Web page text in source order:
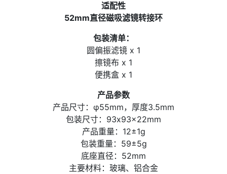
适配性
52mm直径磁吸滤镜转接环
包装清单：
圆偏振滤镜 x 1
擦镜布 x 1
便携盒 x 1
产品参数
产品尺寸：φ55mm，厚度3.5mm
包装尺寸：93x93x22mm
产品重量：12±1g
包装重量：59±5g
底座直径：52mm
主要材料：玻璃、铝合金